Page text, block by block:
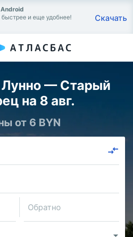
и еще удобнее!
Скачать
— Старый
на 8 авг.
от 6 BYN
Обратно